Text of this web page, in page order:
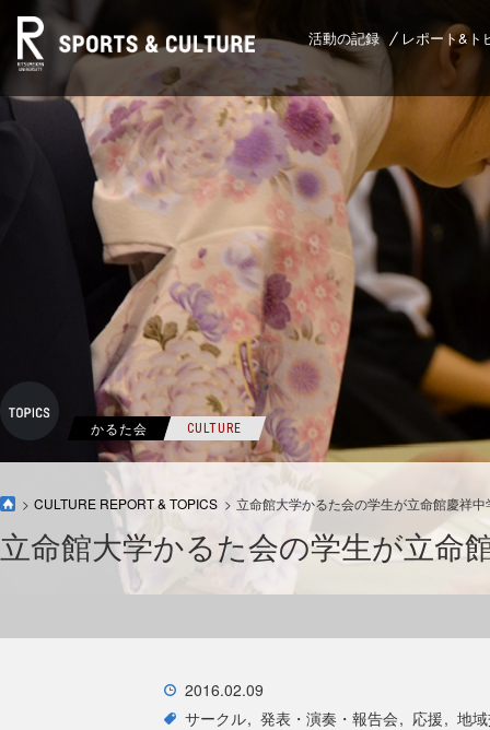
活動の記録 レポート&ト
かるた会 CULTURE
CULTURE REPORT & TOPICS 立命館大学かるた会の学生が立命館慶祥
立命館大学かるた会の学生が立命
2016.02.09
サークル
発表・演奏・報告会 応援 地